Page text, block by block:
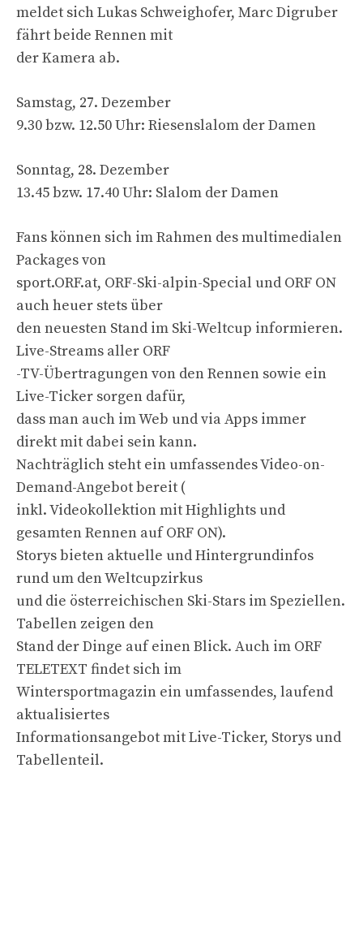
meldet sich Lukas Schweighofer, Marc Digruber
fährt beide Rennen mit
der Kamera ab.
Samstag, 27. Dezember
9.30 bzw. 12.50 Uhr: Riesenslalom der Damen
Sonntag, 28. Dezember
13.45 bzw. 17.40 Uhr: Slalom der Damen
Fans können sich im Rahmen des multimedialen
Packages von
sport.ORF.at, ORF-Ski-alpin-Special und ORF ON
auch heuer stets über
den neuesten Stand im Ski-Weltcup informieren.
Live-Streams aller ORF
-TV-Übertragungen von den Rennen sowie ein
Live-Ticker sorgen dafür,
dass man auch im Web und via Apps immer
direkt mit dabei sein kann.
Nachträglich steht ein umfassendes Video-on-
Demand-Angebot bereit (
inkl. Videokollektion mit Highlights und
gesamten Rennen auf ORF ON).
Storys bieten aktuelle und Hintergrundinfos
rund um den Weltcupzirkus
und die österreichischen Ski-Stars im Speziellen.
Tabellen zeigen den
Stand der Dinge auf einen Blick. Auch im ORF
TELETEXT findet sich im
Wintersportmagazin ein umfassendes, laufend
aktualisiertes
Informationsangebot mit Live-Ticker, Storys und
Tabellenteil.